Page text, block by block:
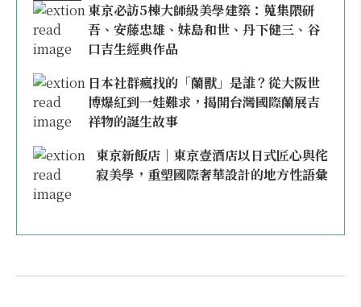
東京必訪5棟大師級美學建築：蒐集隈研
吾、安藤忠雄、妹島和世、丹下健三、谷
口吉生經典作品
日本社群瘋找的「蘭獸」是誰？從大阪世
博爆紅到一娃難求，揭開台灣國際蘭展吉
祥物的誕生故事
東京新飯店｜東京壹酒店以日式匠心與侘
寂美學，重塑國際奢華設計的地方性語彙